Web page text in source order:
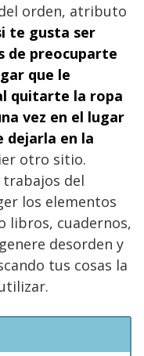
orden, atributo
te gusta ser
de preocuparte
que le
quitarte la ropa
vez en el lugar
dejarla en la
otro sitio.
trabajos del
los elementos
libros, cuadernos,
desorden y
tus cosas la